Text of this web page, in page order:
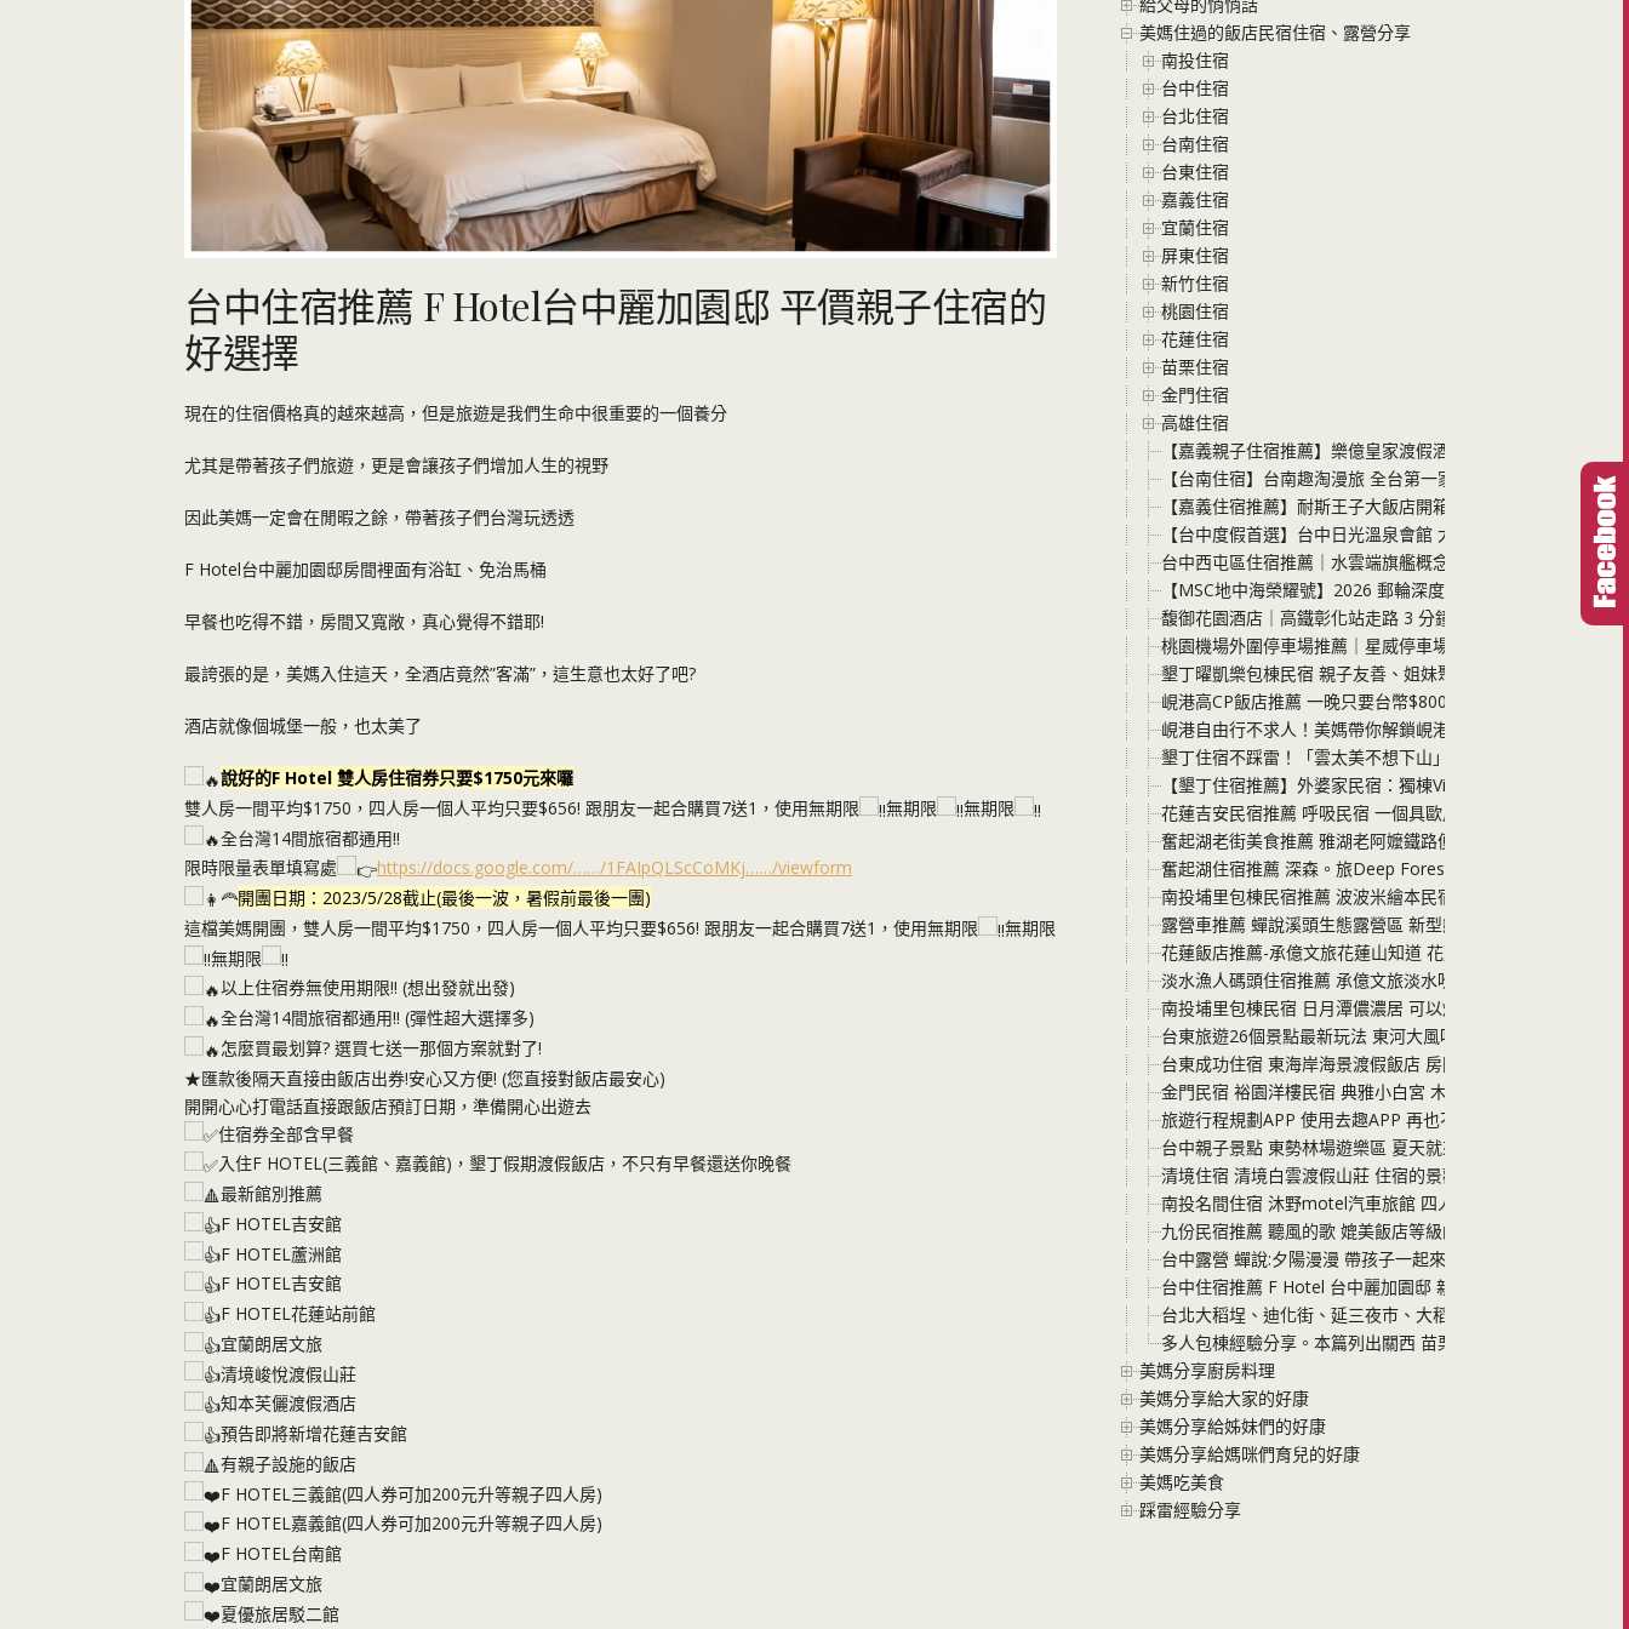
台中住宿推薦 F Hotel台中麗加園邸 平價親子住宿的
好選擇
現在的住宿價格真的越來越高，但是旅遊是我們生命中很重要的一個養分
尤其是帶著孩子們旅遊，更是會讓孩子們增加人生的視野
因此美媽一定會在閒暇之餘，帶著孩子們台灣玩透透
F Hotel台中麗加園邸房間裡面有浴缸、免治馬桶
早餐也吃得不錯，房間又寬敞，真心覺得不錯耶!
最誇張的是，美媽入住這天，全酒店竟然”客滿”，這生意也太好了吧?
酒店就像個城堡一般，也太美了
說好的F Hotel 雙人房住宿券只要$1750元來囉
雙人房一間平均$1750，四人房一個人平均只要$656! 跟朋友一起合購買7送1，使用無期限
無期限
無期限
全台灣14間旅宿都通用!!
限時限量表單填寫處
https://docs.google.com/……/1FAIpQLScCoMKj……/viewform
開團日期：2023/5/28截止(最後一波，暑假前最後一團)
這檔美媽開團，雙人房一間平均$1750，四人房一個人平均只要$656! 跟朋友一起合購買7送1，使用無期限
無期限
無期限
以上住宿券無使用期限!! (想出發就出發)
全台灣14間旅宿都通用!! (彈性超大選擇多)
怎麼買最划算? 選買七送一那個方案就對了!
★匯款後隔天直接由飯店出券!安心又方便! (您直接對飯店最安心)
開開心心打電話直接跟飯店預訂日期，準備開心出遊去
住宿券全部含早餐
入住F HOTEL(三義館、嘉義館)，墾丁假期渡假飯店，不只有早餐還送你晚餐
最新館別推薦
F HOTEL吉安館
F HOTEL蘆洲館
F HOTEL吉安館
F HOTEL花蓮站前館
宜蘭朗居文旅
清境峻悅渡假山莊
知本芙儷渡假酒店
預告即將新增花蓮吉安館
有親子設施的飯店
F HOTEL三義館(四人券可加200元升等親子四人房)
F HOTEL嘉義館(四人券可加200元升等親子四人房)
F HOTEL台南館
宜蘭朗居文旅
夏優旅居駁二館
美媽住過的飯店民宿住宿、露營分享
南投住宿
台中住宿
台北住宿
台南住宿
台東住宿
嘉義住宿
宜蘭住宿
屏東住宿
新竹住宿
桃園住宿
花蓮住宿
苗栗住宿
金門住宿
高雄住宿
【嘉義親子住宿推薦】樂億皇家渡假酒店 自助早餐強到沒朋
【台南住宿】台南趣淘漫旅 全台第一家冒險飯店！高空滑索
【嘉義住宿推薦】耐斯王子大飯店開箱 房間就能看阿里山日
【台中度假首選】台中日光溫泉會館 大坪數客房、獨立冷熱
台中西屯區住宿推薦｜水雲端旗艦概念旅館 擺脫摩鐵舊印象
【MSC地中海榮耀號】2026 郵輪深度開箱：從基隆/高雄出
馥御花園酒店｜高鐵彰化站走路 3 分鐘！24小時遊戲室健身
桃園機場外圍停車場推薦｜星威停車場免費停車分享，善用信
墾丁曜凱樂包棟民宿 親子友善、姐妹聚會、玩水烤肉一次到位
峴港高CP飯店推薦 一晚只要台幣$800！峴港 Aria Grand
峴港自由行不求人！美媽帶你解鎖峴港自助旅行秘笈：景點、
墾丁住宿不踩雷！「雲太美不想下山」開箱：獨特美學空間、
【墾丁住宿推薦】外婆家民宿：獨棟Villa享私密戲水池，有
花蓮吉安民宿推薦 呼吸民宿 一個具歐風感、可以撸貓、可以
奮起湖老街美食推薦 雅湖老阿嬤鐵路便當 菜色豐富價格平實
奮起湖住宿推薦 深森。旅Deep Forest Inn 平價住宿推薦 停
南投埔里包棟民宿推薦 波波米繪本民宿 鄰近埔里夜市走路3
露營車推薦 蟬說溪頭生態露營區 新型態的露營體驗 睡得更好
花蓮飯店推薦-承億文旅花蓮山知道 花蓮火車站走路4分鐘 帶
淡水漁人碼頭住宿推薦 承億文旅淡水吹風 鄰近淡海輕軌漁人
南投埔里包棟民宿 日月潭儂濃居 可以烤肉、唱卡拉OK、玩
台東旅遊26個景點最新玩法 東河大風吹X成功人事電輔車之
台東成功住宿 東海岸海景渡假飯店 房間內擁有獨立式觀景陽
金門民宿 裕園洋樓民宿 典雅小白宮 木質裝潢好舒適 鄰近知
旅遊行程規劃APP 使用去趣APP 再也不需要用word複製貼上
台中親子景點 東勢林場遊樂區 夏天就來個快樂的與森林有約
清境住宿 清境白雲渡假山莊 住宿的景觀超好，離青青市集
南投名間住宿 沐野motel汽車旅館 四人房有浴缸附早餐 中午
九份民宿推薦 聽風的歌 媲美飯店等級的chill 附停車場 走到九
台中露營 蟬說:夕陽漫漫 帶孩子一起來看夕陽 夜間濕地生態
台中住宿推薦 F Hotel 台中麗加園邸 親子平價住宿的好選擇 (
台北大稻埕、迪化街、延三夜市、大稻埕D.G Hotel花園旅店
多人包棟經驗分享。本篇列出關西 苗栗 南投 四家我們包棟過
美媽分享廚房料理
美媽分享給大家的好康
美媽分享給姊妹們的好康
美媽分享給媽咪們育兒的好康
美媽吃美食
踩雷經驗分享